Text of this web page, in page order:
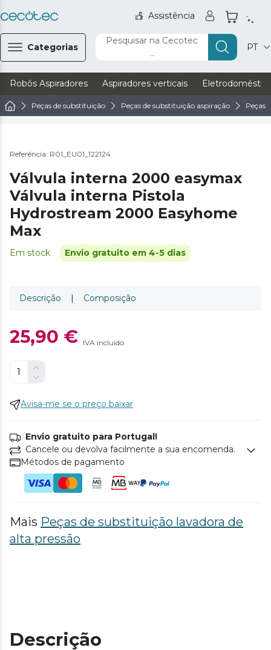
Assistência
Categorias
Pesquisar na Cecotec
...
PT
Robôs Aspiradores Aspiradores verticais
Peças de substituição Peças de substituição aspiração Peças
Referência: R01_EU01_122124
Válvula interna 2000 easymax
Válvula interna Pistola
Hydrostream 2000 Easyhome
Max
Em stock Envio gratuito em 4-5 dias
Descrição | Composição
25,90 € IVA incluído
Avisa-me se o preço baixar
Envio gratuito para Portugal!
Cancele ou devolva facilmente a sua encomenda.
Métodos de pagamento
Mais Peças de substituição lavadora de
alta pressão
Descrição